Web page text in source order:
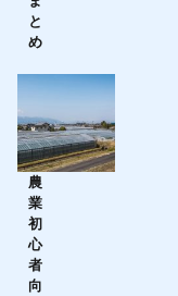
と
め
農
業
初
心
者
向